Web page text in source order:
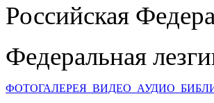
Российская
Федеральная
ФОТОГАЛЕРЕЯ ВИДЕО АУДИО